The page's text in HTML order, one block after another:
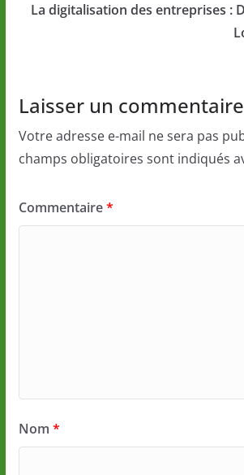
La digitalisation des entreprises :
Laisser un commentaire
Votre adresse e-mail ne sera pas
champs obligatoires sont indiqués
Commentaire*
Nom *